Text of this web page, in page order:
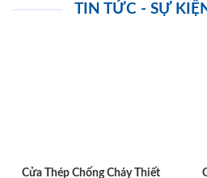
TIN TỨC - SỰ
Cửa Thép Chống Cháy Thiết